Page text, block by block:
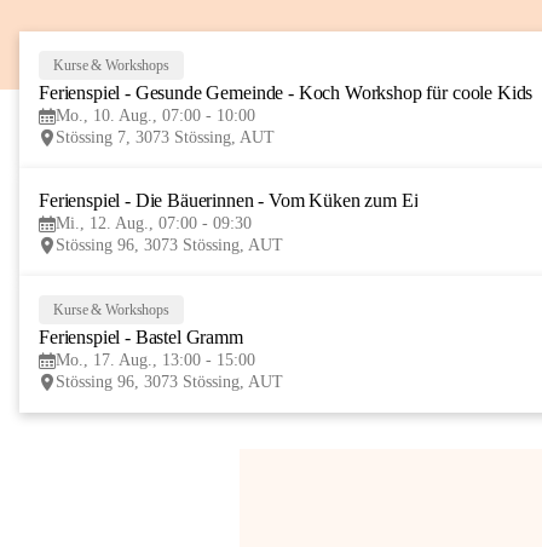
Kurse & Workshops
Ferienspiel - Gesunde Gemeinde - Koch Workshop für coole Kids
Mo., 10. Aug., 07:00 - 10:00
Stössing 7, 3073 Stössing, AUT
Ferienspiel - Die Bäuerinnen - Vom Küken zum Ei
Mi., 12. Aug., 07:00 - 09:30
Stössing 96, 3073 Stössing, AUT
Kurse & Workshops
Ferienspiel - Bastel Gramm
Mo., 17. Aug., 13:00 - 15:00
Stössing 96, 3073 Stössing, AUT